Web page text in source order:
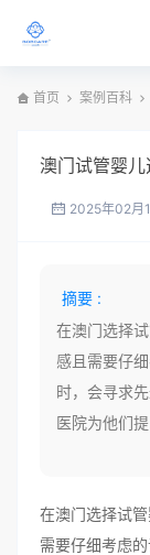
首页 案例百科
澳门试管婴儿
2025年02月
摘要 :
在澳门选择
感且需要仔
时，会寻求
医院为他们
在澳门选择试
需要仔细考虑